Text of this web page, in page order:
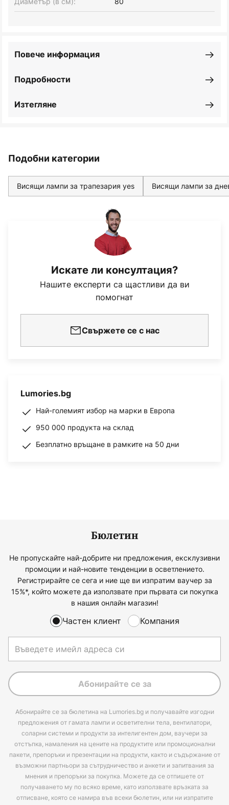
Подробности
Повече информация
Изтегляне
Подобни категории
Висящи лампи за трапезария yes Висящи лампи за
Искате ли консултация?
Нашите експерти са щастливи да ви
помогнат
Свържете се с нас
Lumories.bg
Най-големият избор на марки в Европа
950 000 продукта на склад
Безплатно връщане в рамките на 50 дни
Бюлетин
Не пропускайте най-добрите ни предложения, ексклузивни
промоции и най-новите тенденции в осветлението.
Регистрирайте се сега и ние ще ви изпратим ваучер за
15%*, който можете да използвате при първата си покупка
в нашия онлайн магазин!
Частен клиент Компания
Абонирайте се за
Абонирайте се за бюлетина на Lumories.bg и получавайте изгодни
предложения от гамата лампи и осветителни тела, вентилатори,
соларни системи и продукти за интелигентен дом, ваучери за
отстъпка, намаления на цените на продуктите или промоционални
пакети, препоръки и презентации на продукти, както и съдържание от
възможни партньори за сътрудничество и анкети и запитвания за
мнения и препоръки за покупка. Можете да се отпишете от
получаването му по всяко време, като използвате връзката за
отписване, която се намира във всеки бюлетин, или ни изпратите